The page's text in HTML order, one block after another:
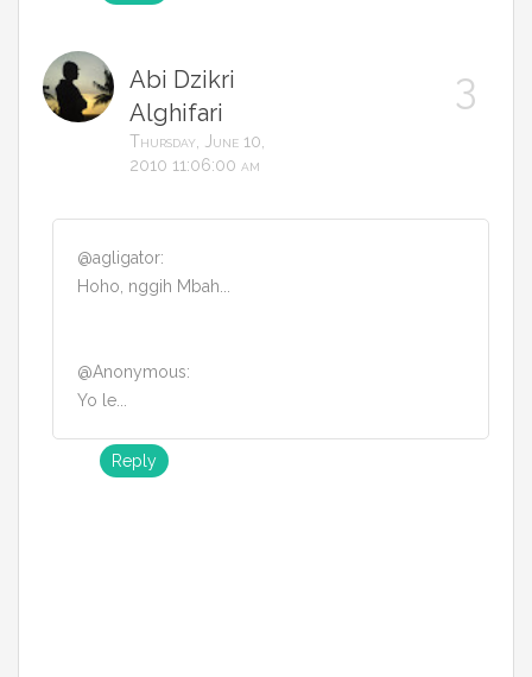
Abi Dzikri
Alghifari
Thursday, June 10,
2010 11:06:00 am
@agligator:
Hoho, nggih Mbah...
@Anonymous:
Yo le...
Reply